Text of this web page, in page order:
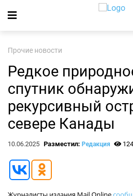
Прочие новости
Редкое
спутник
рекурсивный
севере Канады
10.06.2025 Разместил: Редакция